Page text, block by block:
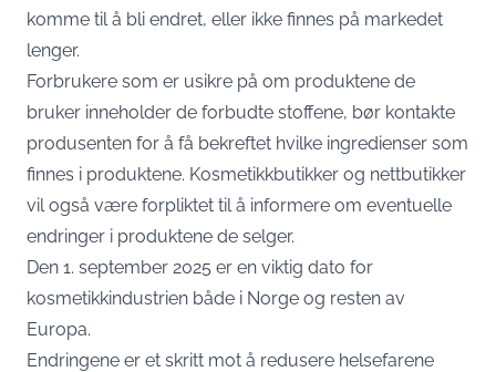
komme til å bli endret, eller ikke finnes på markedet
lenger.
Forbrukere som er usikre på om produktene de
bruker inneholder de forbudte stoffene, bør kontakte
produsenten for å få bekreftet hvilke ingredienser som
finnes i produktene. Kosmetikkbutikker og nettbutikker
vil også være forpliktet til å informere om eventuelle
endringer i produktene de selger.
Den 1. september 2025 er en viktig dato for
kosmetikkindustrien både i Norge og resten av
Europa.
Endringene er et skritt mot å redusere helsefarene